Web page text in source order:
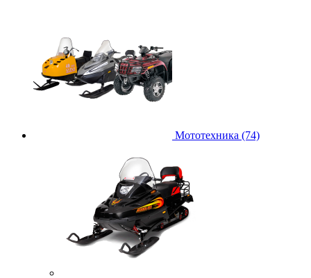
Мототехника (74)